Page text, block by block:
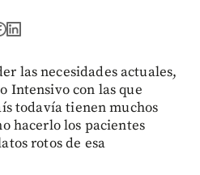
las necesidades actuales,
Intensivo con las que
todavía tienen muchos
hacerlo los pacientes
rotos de esa